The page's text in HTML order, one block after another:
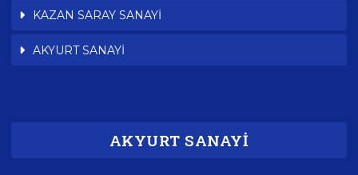
KAZAN SARAY SANAYİ
AKYURT SANAYİ
AKYURT SANAYİ